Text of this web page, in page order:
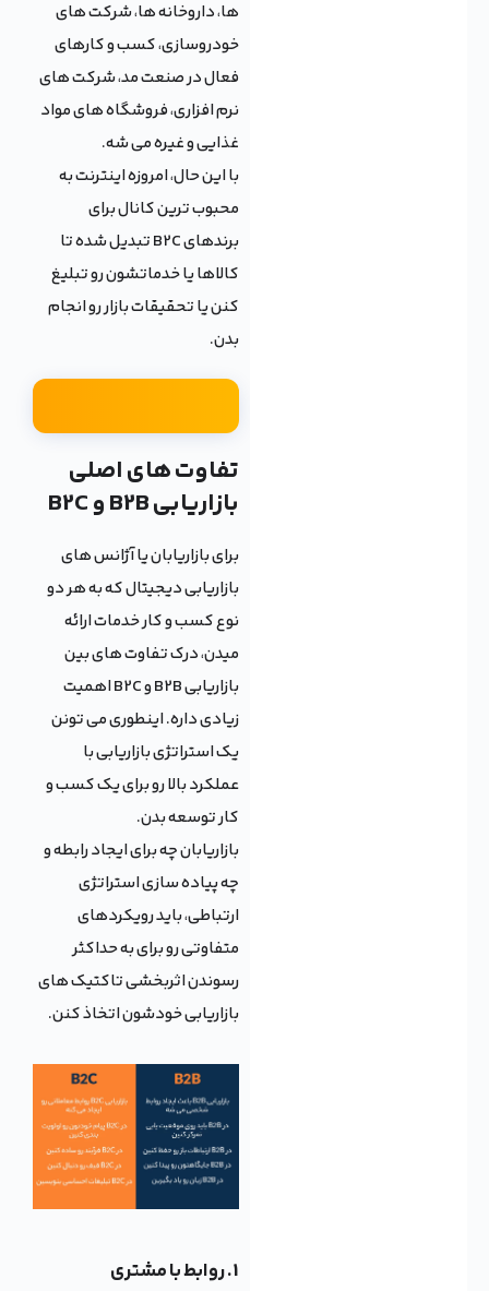
ها، داروخانه ها، شرکت های
خودروسازی، کسب و کارهای
فعال در صنعت مد، شرکت های
نرم افزاری، فروشگاه های مواد
غذایی و غیره می شه.
با این حال، امروزه اینترنت به
محبوب ترین کانال برای
برندهای B2C تبدیل شده تا
کالاها یا خدماتشون رو تبلیغ
کنن یا تحقیقات بازار رو انجام
بدن.
تفاوت های اصلی
بازاریابی B2B و B2C
برای بازاریابان یا آژانس های
بازاریابی دیجیتال که به هر دو
نوع کسب و کار خدمات ارائه
میدن، درک تفاوت های بین
بازاریابی B2B و B2C اهمیت
زیادی داره. اینطوری می تونن
یک استراتژی بازاریابی با
عملکرد بالا رو برای یک کسب و
کار توسعه بدن.
بازاریابان چه برای ایجاد رابطه و
چه پیاده سازی استراتژی
ارتباطی، باید رویکردهای
متفاوتی رو برای به حداکثر
رسوندن اثربخشی تاکتیک های
بازاریابی خودشون اتخاذ کنن.
1. روابط با مشتری